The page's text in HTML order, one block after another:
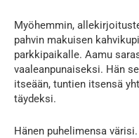
Myöhemmin,
pahvin makuisen
parkkipaikalle. Aamu
vaaleanpunaiseksi. Hän
itseään, tuntien itsensä
täydeksi.
Hänen puhelimensa